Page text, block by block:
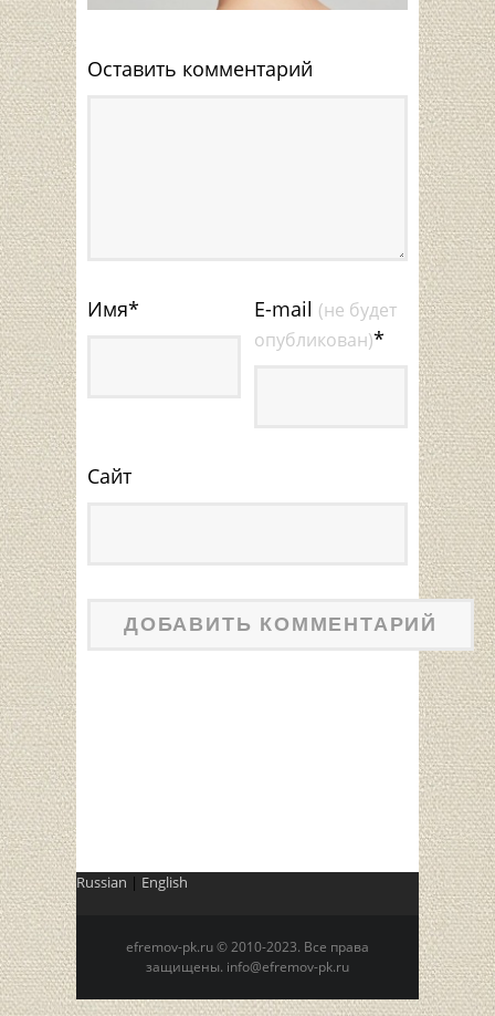
Оставить комментарий
Имя* E-mail (не будет
опубликован)*
Сайт
Russian | English
efremov-pk.ru © 2010-2023. Все права
защищены. info@efremov-pk.ru